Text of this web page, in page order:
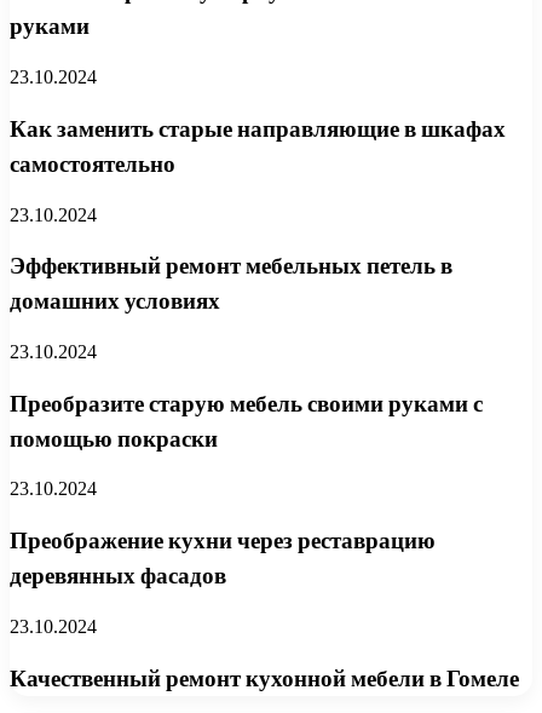
руками
23.10.2024
Как заменить старые направляющие в шкафах
самостоятельно
23.10.2024
Эффективный ремонт мебельных петель в
домашних условиях
23.10.2024
Преобразите старую мебель своими руками с
помощью покраски
23.10.2024
Преображение кухни через реставрацию
деревянных фасадов
23.10.2024
Качественный ремонт кухонной мебели в Гомеле